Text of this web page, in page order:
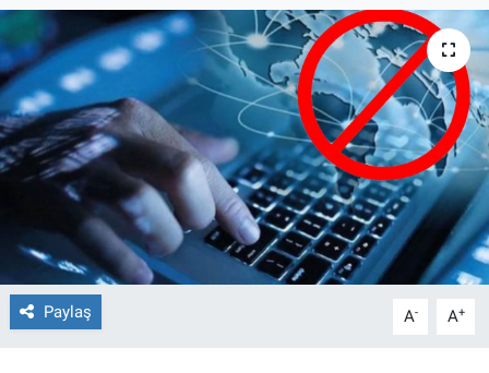
Paylaş A- A+
Eğitim
Eğlence
Ekonomi
Forum
Gerçeğin İzinde
Gün Başlıyor